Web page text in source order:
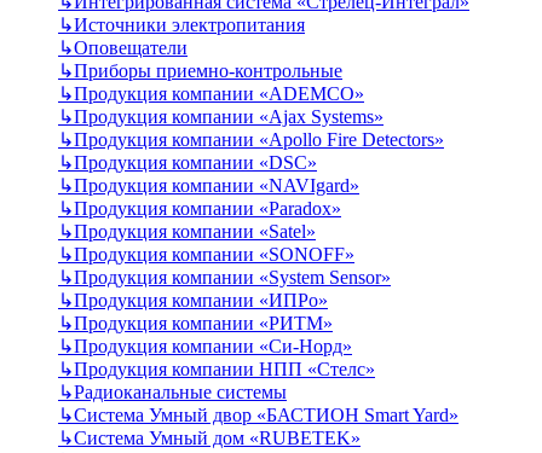
↳Источники электропитания
↳Оповещатели
↳Приборы приемно-контрольные
↳Продукция компании «ADEMCO»
↳Продукция компании «Ajax Systems»
↳Продукция компании «Apollo Fire Detectors»
↳Продукция компании «DSC»
↳Продукция компании «NAVIgard»
↳Продукция компании «Paradox»
↳Продукция компании «Satel»
↳Продукция компании «SONOFF»
↳Продукция компании «System Sensor»
↳Продукция компании «ИПРо»
↳Продукция компании «РИТМ»
↳Продукция компании «Си-Норд»
↳Продукция компании НПП «Стелс»
↳Радиоканальные системы
↳Система Умный двор «БАСТИОН Smart Yard»
↳Система Умный дом «RUBETEK»